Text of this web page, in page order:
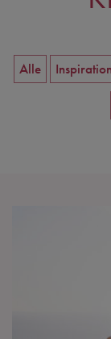
Alle Inspiration